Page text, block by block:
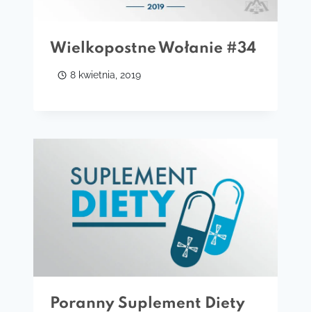
Wielkopostne Wołanie #34
8 kwietnia, 2019
Poranny Suplement Diety